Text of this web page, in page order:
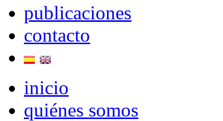
publicaciones
contacto
inicio
quiénes somos